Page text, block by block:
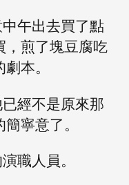
午出去買了點
，煎了塊豆腐吃
本。
經不是原來那
寧意了。
職人員。